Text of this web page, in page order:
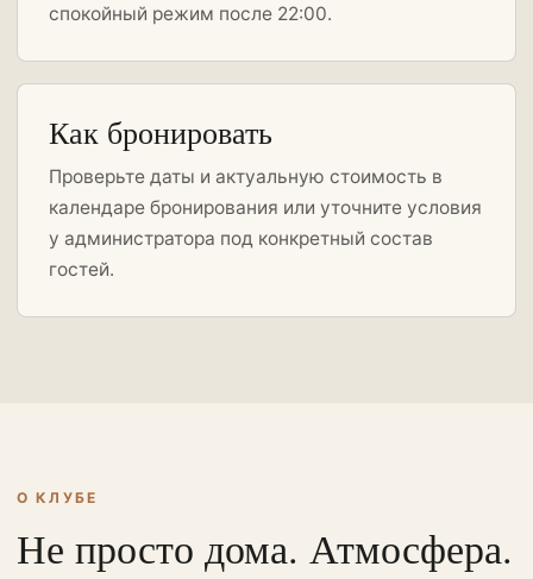
спокойный режим после 22:00.
Как бронировать
Проверьте даты и актуальную стоимость в
календаре бронирования или уточните условия
у администратора под конкретный состав
гостей.
О КЛУБЕ
Не просто дома. Атмосфера.